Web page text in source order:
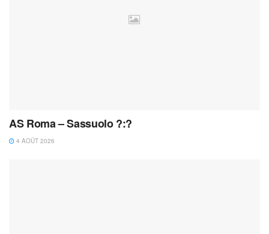
AS Roma – Sassuolo ?:?
4 AOÛT 2026